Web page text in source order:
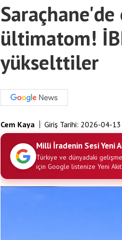
ültimatom!
yükselttiler
Cem Kaya Giriş Tarihi: 2026-04-
Milli İradenin Sesi Yeni
Türkiye ve dünyadaki
için Google listenize Yeni